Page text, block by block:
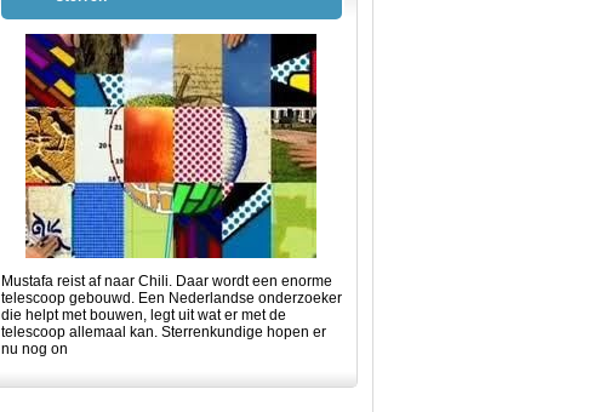
Mustafa reist af naar Chili. Daar wordt een enorme
telescoop gebouwd. Een Nederlandse onderzoeker
die helpt met bouwen, legt uit wat er met de
telescoop allemaal kan. Sterrenkundige hopen er
nu nog on